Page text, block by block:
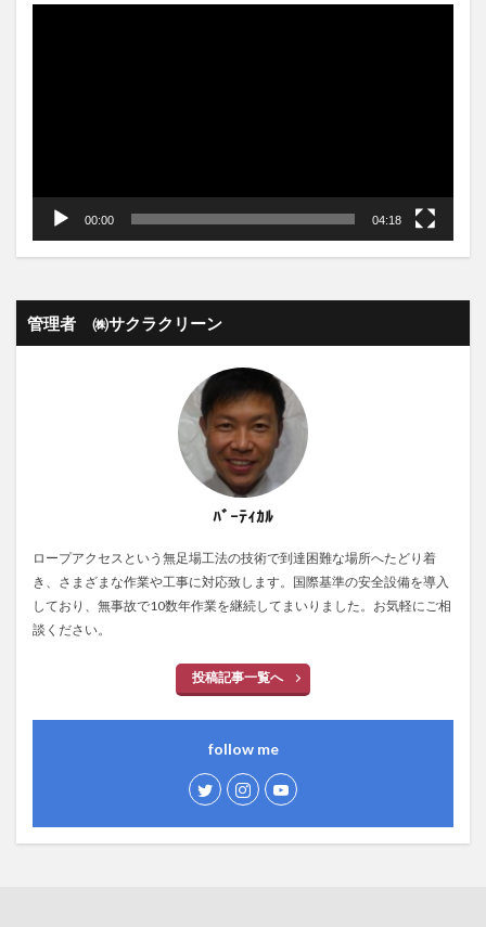
動
00:00 04:18
管理者 ㈱サクラクリーン
ﾊﾞｰﾃｨｶﾙ
ロープアクセスという無足場工法の技術で到達困難な場所へたどり着
き、さまざまな作業や工事に対応致します。国際基準の安全設備を導入
しており、無事故で10数年作業を継続してまいりました。お気軽にご相
談ください。
投稿記事一覧へ
follow me